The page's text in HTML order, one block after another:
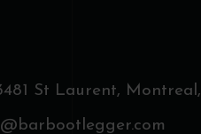
St Laurent, Montreal,